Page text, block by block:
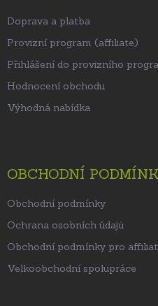
Doprava a platba
Provizní program (affiliate)
Přihlášení do provizního
Hodnocení obchodu
Výhodná nabídka
OBCHODNÍ
Obchodní podmínky
Ochrana osobních údajů
Obchodní podmínky pro
Velkoobchodní spolupráce